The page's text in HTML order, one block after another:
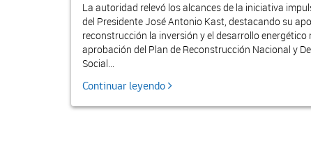
La autoridad relevó los alcances de la iniciativa
del Presidente José Antonio Kast, destacando su
reconstrucción la inversión y el desarrollo
aprobación del Plan de Reconstrucción Nacional y
Social...
Continuar leyendo